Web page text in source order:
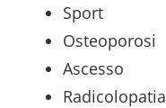
Sport
Osteoporosi
Ascesso
Radicolopatia